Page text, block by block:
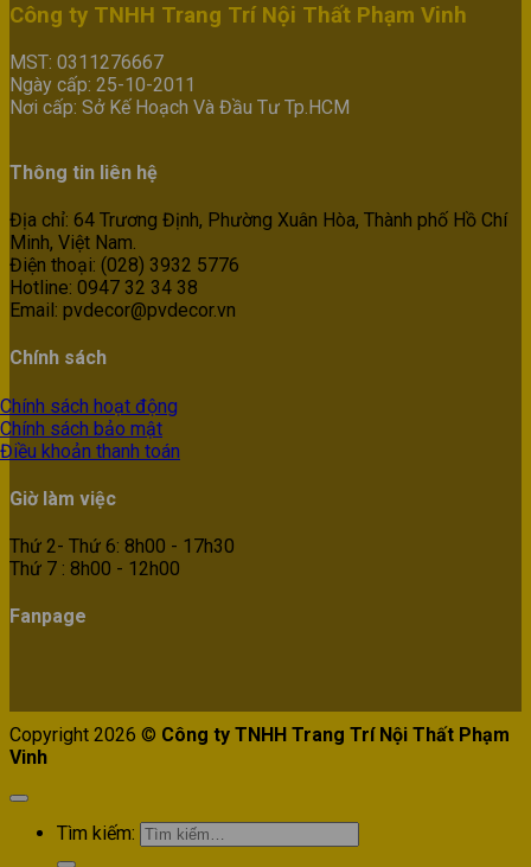
Công ty TNHH Trang Trí Nội Thất Phạm Vinh
MST: 0311276667
Ngày cấp: 25-10-2011
Nơi cấp: Sở Kế Hoạch Và Đầu Tư Tp.HCM
Thông tin liên hệ
Địa chỉ: 64 Trương Định, Phường Xuân Hòa, Thành phố Hồ Chí
Minh, Việt Nam.
Điện thoại: (028) 3932 5776
Hotline: 0947 32 34 38
Email: pvdecor@pvdecor.vn
Chính sách
Chính sách hoạt động
Chính sách bảo mật
Điều khoản thanh toán
Giờ làm việc
Thứ 2- Thứ 6: 8h00 - 17h30
Thứ 7 : 8h00 - 12h00
Fanpage
Copyright 2026 © Công ty TNHH Trang Trí Nội Thất Phạm
Vinh
Tìm kiếm: